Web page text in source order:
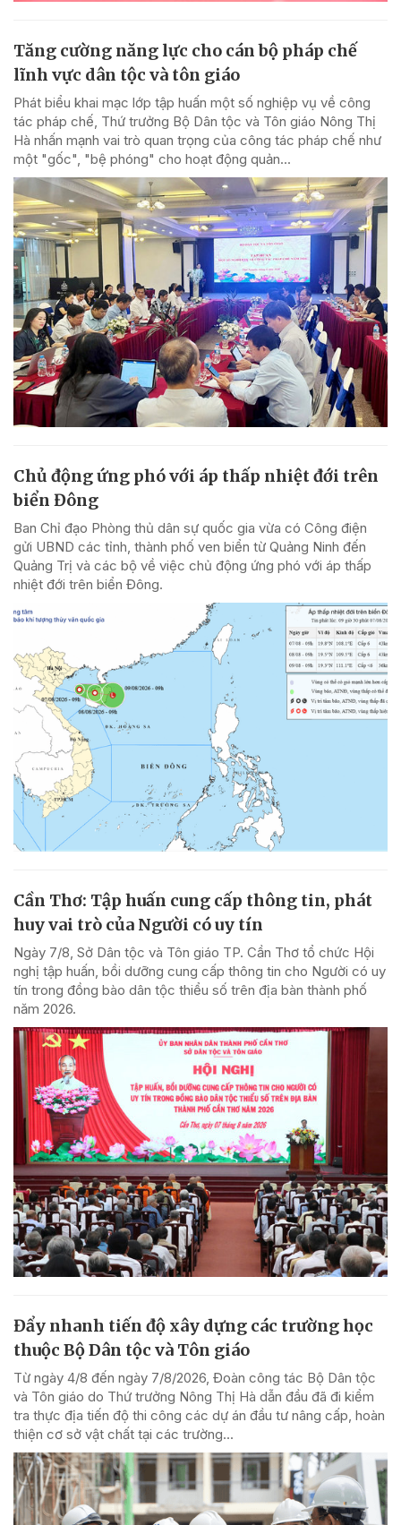
Tăng cường năng lực cho cán bộ pháp chế
lĩnh vực dân tộc và tôn giáo
Phát biểu khai mạc lớp tập huấn một số nghiệp vụ về công
tác pháp chế, Thứ trưởng Bộ Dân tộc và Tôn giáo Nông Thị
Hà nhấn mạnh vai trò quan trọng của công tác pháp chế như
một "gốc", "bệ phóng" cho hoạt động quản...
Chủ động ứng phó với áp thấp nhiệt đới trên
biển Đông
Ban Chỉ đạo Phòng thủ dân sự quốc gia vừa có Công điện
gửi UBND các tỉnh, thành phố ven biển từ Quảng Ninh đến
Quảng Trị và các bộ về việc chủ động ứng phó với áp thấp
nhiệt đới trên biển Đông.
Cần Thơ: Tập huấn cung cấp thông tin, phát
huy vai trò của Người có uy tín
Ngày 7/8, Sở Dân tộc và Tôn giáo TP. Cần Thơ tổ chức Hội
nghị tập huấn, bồi dưỡng cung cấp thông tin cho Người có uy
tín trong đồng bào dân tộc thiểu số trên địa bàn thành phố
năm 2026.
Đẩy nhanh tiến độ xây dựng các trường học
thuộc Bộ Dân tộc và Tôn giáo
Từ ngày 4/8 đến ngày 7/8/2026, Đoàn công tác Bộ Dân tộc
và Tôn giáo do Thứ trưởng Nông Thị Hà dẫn đầu đã đi kiểm
tra thực địa tiến độ thi công các dự án đầu tư nâng cấp, hoàn
thiện cơ sở vật chất tại các trường...